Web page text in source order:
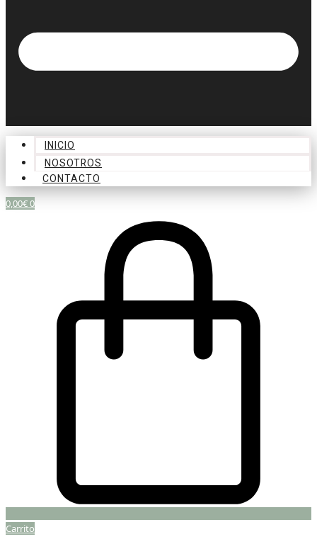
INICIO
NOSOTROS
CONTACTO
0,00€0
Carrito